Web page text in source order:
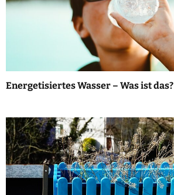
Energetisiertes Wasser – Was ist das?